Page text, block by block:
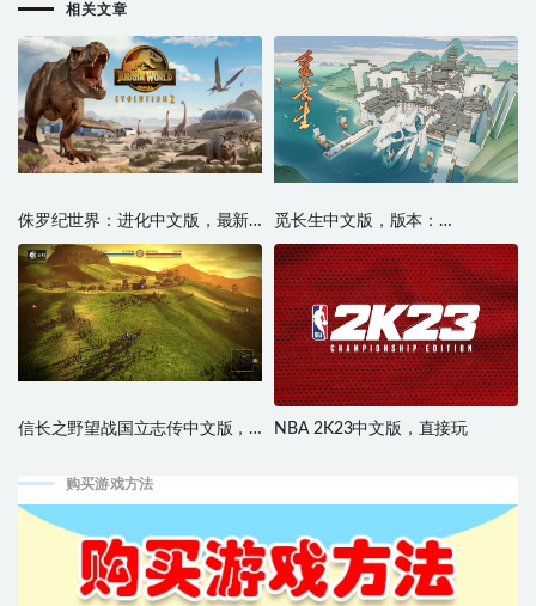
相关文章
侏罗纪世界：进化中文版，最新
版本，直接玩
觅长生中文版，版本：
V9.1.127+MOD加强版，直接玩
信长之野望战国立志传中文版，
NBA 2K23中文版，直接玩
购买游戏方法